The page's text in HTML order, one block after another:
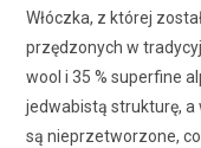
Włóczka, z której
przędzonych w
wool i 35 % superfine
jedwabistą strukturę, a
są nieprzetworzone,